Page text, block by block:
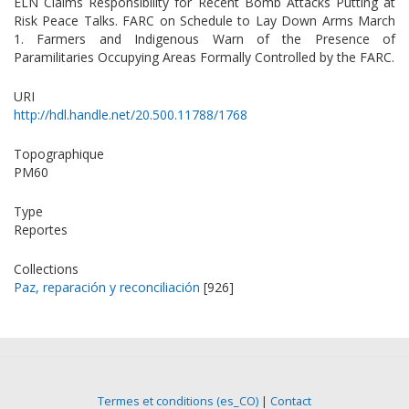
Risk Peace Talks. FARC on Schedule to Lay Down Arms March
1. Farmers and Indigenous Warn of the Presence of
Paramilitaries Occupying Areas Formally Controlled by the FARC.
URI
http://hdl.handle.net/20.500.11788/1768
Topographique
PM60
Type
Reportes
Collections
Paz, reparación y reconciliación [926]
Termes et conditions (es_CO) | Contact